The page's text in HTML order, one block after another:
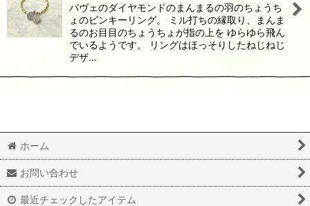
パヴェのダイヤモンドのまんまるの羽のちょうち
ょのピンキーリング。 ミル打ちの縁取り、まんま
るのお目目のちょうちょが指の上を ゆらゆら飛ん
でいるようです。 リングはほっそりしたねじねじ
デザ…
ホーム
お問い合わせ
最近チェックしたアイテム